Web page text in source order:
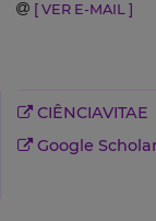
[ VER E-MAIL ]
CIÊNCIAVITAE
Google